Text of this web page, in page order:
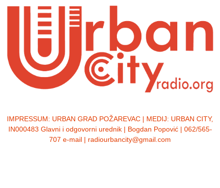
IMPRESSUM: URBAN GRAD POŽAREVAC | MEDIJ: URBAN CITY,
IN000483 Glavni i odgovorni urednik | Bogdan Popović | 062/565-
707 e-mail | radiourbancity@gmail.com